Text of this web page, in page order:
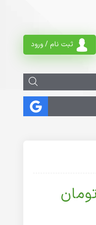
ثبت نام / ورود